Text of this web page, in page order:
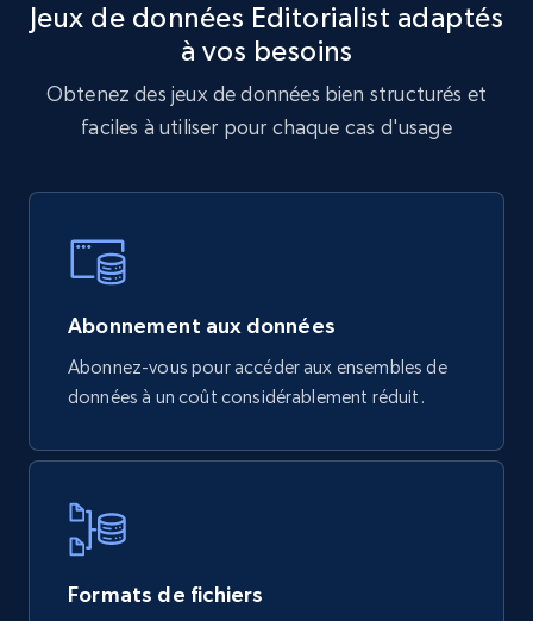
Naver products
URL, Product id, Title, Original price, Final price,
Discount rate, Currency, Description, and more.
839+
Google Shopping products search US
Currency, Rating, Reviews count, and more.
eCommerce
823+ 40+
Jeux de données Editorialist adaptés
à vos besoins
Obtenez des jeux de données bien structurés et
faciles à utiliser pour chaque cas d'usage
Abonnement aux données
Abonnez-vous pour accéder aux ensembles de
données à un coût considérablement réduit.
Formats de fichiers